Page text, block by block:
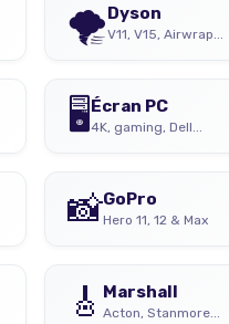
🌪️Dyson
V11, V15, Airwrap...
🖥️ Écran PC
4K, gaming, Dell...
📸GoPro
Hero 11, 12 & Max
🎸 Marshall
Acton, Stanmore...